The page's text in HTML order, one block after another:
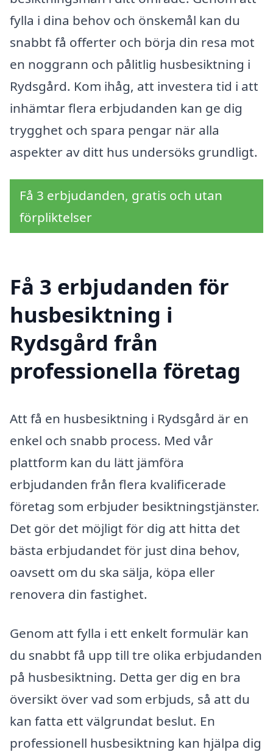
fylla i dina behov och önskemål kan du
snabbt få offerter och börja din resa mot
en noggrann och pålitlig husbesiktning i
Rydsgård. Kom ihåg, att investera tid i att
inhämtar flera erbjudanden kan ge dig
trygghet och spara pengar när alla
aspekter av ditt hus undersöks grundligt.
Få 3 erbjudanden, gratis och utan
förpliktelser
Få 3 erbjudanden för
husbesiktning i
Rydsgård från
professionella företag
Att få en husbesiktning i Rydsgård är en
enkel och snabb process. Med vår
plattform kan du lätt jämföra
erbjudanden från flera kvalificerade
företag som erbjuder besiktningstjänster.
Det gör det möjligt för dig att hitta det
bästa erbjudandet för just dina behov,
oavsett om du ska sälja, köpa eller
renovera din fastighet.
Genom att fylla i ett enkelt formulär kan
du snabbt få upp till tre olika erbjudanden
på husbesiktning. Detta ger dig en bra
översikt över vad som erbjuds, så att du
kan fatta ett välgrundat beslut. En
professionell husbesiktning kan hjälpa dig